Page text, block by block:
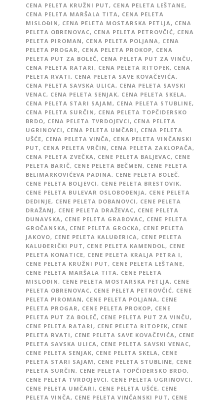
CENA PELETA KRUŽNI PUT, CENA PELETA LEŠTANE,
CENA PELETA MARŠALA TITA, CENA PELETA
MISLOĐIN, CENA PELETA MOSTARSKA PETLJA, CENA
PELETA OBRENOVAC, CENA PELETA PETROVČIĆ, CENA
PELETA PIROMAN, CENA PELETA POLJANA, CENA
PELETA PROGAR, CENA PELETA PROKOP, CENA
PELETA PUT ZA BOLEČ, CENA PELETA PUT ZA VINČU,
CENA PELETA RATARI, CENA PELETA RITOPEK, CENA
PELETA RVATI, CENA PELETA SAVE KOVAČEVIĆA,
CENA PELETA SAVSKA ULICA, CENA PELETA SAVSKI
VENAC, CENA PELETA SENJAK, CENA PELETA SKELA,
CENA PELETA STARI SAJAM, CENA PELETA STUBLINE,
CENA PELETA SURČIN, CENA PELETA TOPČIDERSKO
BRDO, CENA PELETA TVRDOJEVCI, CENA PELETA
UGRINOVCI, CENA PELETA UMČARI, CENA PELETA
UŠĆE, CENA PELETA VINČA, CENA PELETA VINČANSKI
PUT, CENA PELETA VRČIN, CENA PELETA ZAKLOPAČA,
CENA PELETA ZVEČKA, CENE PELETA BALJEVAC, CENE
PELETA BARIČ, CENE PELETA BEČMEN, CENE PELETA
BELIMARKOVIĆEVA PADINA, CENE PELETA BOLEČ,
CENE PELETA BOLJEVCI, CENE PELETA BRESTOVIK,
CENE PELETA BULEVAR OSLOBOĐENJA, CENE PELETA
DEDINJE, CENE PELETA DOBANOVCI, CENE PELETA
DRAŽANJ, CENE PELETA DRAŽEVAC, CENE PELETA
DUNAVSKA, CENE PELETA GRABOVAC, CENE PELETA
GROČANSKA, CENE PELETA GROCKA, CENE PELETA
JAKOVO, CENE PELETA KALUĐERICA, CENE PELETA
KALUĐERIČKI PUT, CENE PELETA KAMENDOL, CENE
PELETA KONATICE, CENE PELETA KRALJA PETRA I,
CENE PELETA KRUŽNI PUT, CENE PELETA LEŠTANE,
CENE PELETA MARŠALA TITA, CENE PELETA
MISLOĐIN, CENE PELETA MOSTARSKA PETLJA, CENE
PELETA OBRENOVAC, CENE PELETA PETROVČIĆ, CENE
PELETA PIROMAN, CENE PELETA POLJANA, CENE
PELETA PROGAR, CENE PELETA PROKOP, CENE
PELETA PUT ZA BOLEČ, CENE PELETA PUT ZA VINČU,
CENE PELETA RATARI, CENE PELETA RITOPEK, CENE
PELETA RVATI, CENE PELETA SAVE KOVAČEVIĆA, CENE
PELETA SAVSKA ULICA, CENE PELETA SAVSKI VENAC,
CENE PELETA SENJAK, CENE PELETA SKELA, CENE
PELETA STARI SAJAM, CENE PELETA STUBLINE, CENE
PELETA SURČIN, CENE PELETA TOPČIDERSKO BRDO,
CENE PELETA TVRDOJEVCI, CENE PELETA UGRINOVCI,
CENE PELETA UMČARI, CENE PELETA UŠĆE, CENE
PELETA VINČA, CENE PELETA VINČANSKI PUT, CENE